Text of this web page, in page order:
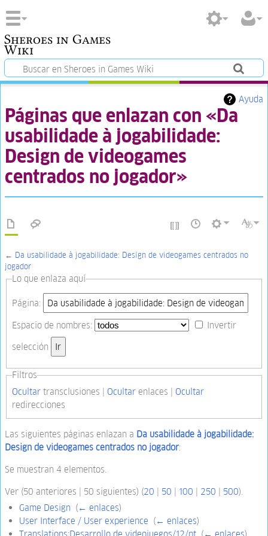
Sheroes in Games
Wiki
Ayuda
Páginas que enlazan con «Da
usabilidade à jogabilidade:
Design de videogames
centrados no jogador»
← Da usabilidade à jogabilidade: Design de videogames centrados no
jogador
Lo que enlaza aquí
Página:
Espacio de nombres:
Invertir
selección
Filtros
Ocultar transclusiones | Ocultar enlaces | Ocultar
redirecciones
Las siguientes páginas enlazan a Da usabilidade à jogabilidade:
Design de videogames centrados no jogador:
Se muestran 4 elementos.
Ver (50 anteriores | 50 siguientes) (20 50 100 250 500).
Game Design (← enlaces)
User Interface / User experience (← enlaces)